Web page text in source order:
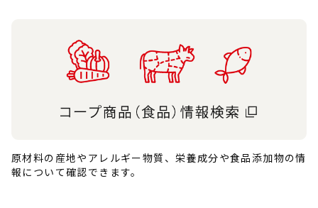
原材料の産地やアレルギー物質、栄養成分や食品添加物の情
報について確認できます。